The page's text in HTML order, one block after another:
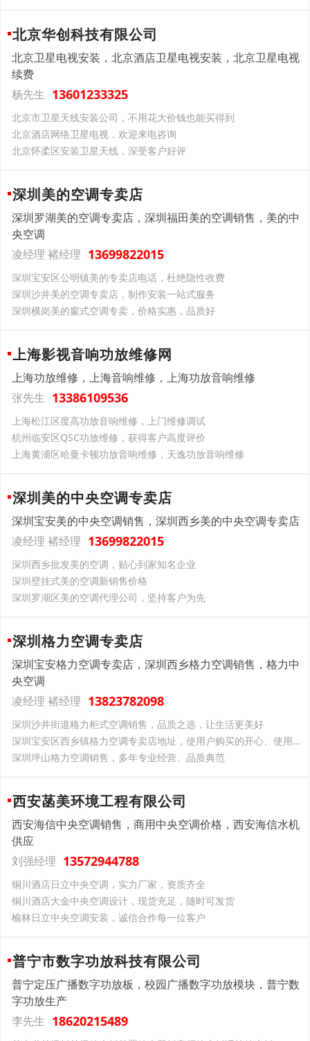
北京华创科技有限公司
北京卫星电视安装，北京酒店卫星电视安装，北京卫星电视
续费
杨先生 13601233325
北京市卫星天线安装公司，不用花大价钱也能买得到
北京酒店网络卫星电视，欢迎来电咨询
北京怀柔区安装卫星天线，深受客户好评
深圳美的空调专卖店
深圳罗湖美的空调专卖店，深圳福田美的空调销售，美的中
央空调
凌经理 褚经理 13699822015
深圳宝安区公明镇美的专卖店电话，杜绝隐性收费
深圳沙井美的空调专卖店，制作安装一站式服务
深圳横岗美的窗式空调专卖，价格实惠，品质好
上海影视音响功放维修网
上海功放维修，上海音响维修，上海功放音响维修
张先生 13386109536
上海松江区度高功放音响维修，上门维修调试
杭州临安区QSC功放维修，获得客户高度评价
上海黄浦区哈曼卡顿功放音响维修，天逸功放音响维修
深圳美的中央空调专卖店
深圳宝安美的中央空调销售，深圳西乡美的中央空调专卖店
凌经理 褚经理 13699822015
深圳西乡批发美的空调，贴心到家知名企业
深圳壁挂式美的空调新销售价格
深圳罗湖区美的空调代理公司，坚持客户为先
深圳格力空调专卖店
深圳宝安格力空调专卖店，深圳西乡格力空调销售，格力中
央空调
凌经理 褚经理 13823782098
深圳沙井街道格力柜式空调销售，品质之选，让生活更美好
深圳宝安区西乡镇格力空调专卖店地址，使用户购买的开心、使用的放心
深圳坪山格力空调销售，多年专业经营、品质典范
西安菡美环境工程有限公司
西安海信中央空调销售，商用中央空调价格，西安海信水机
供应
刘强经理 13572944788
铜川酒店日立中央空调，实力厂家，资质齐全
铜川酒店大金中央空调设计，现货充足，随时可发货
榆林日立中央空调安装，诚信合作每一位客户
普宁市数字功放科技有限公司
普宁定压广播数字功放板，校园广播数字功放模块，普宁数
字功放生产
李先生 18620215489